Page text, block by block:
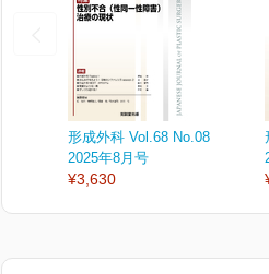
形成外科 Vol.68 No.08
2025年8月号
¥3,630